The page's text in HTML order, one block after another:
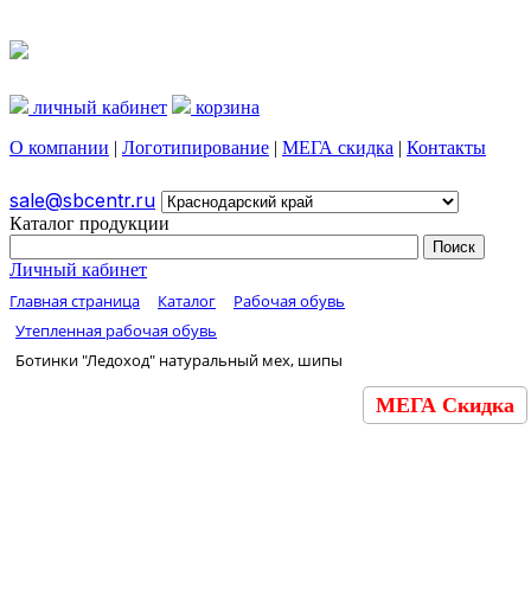
личный кабинет
корзина
О компании | Логотипирование | МЕГА скидка | Контакты
sale@sbcentr.ru
Каталог продукции
Личный кабинет
Главная страница Каталог
Рабочая обувь
Утепленная рабочая обувь
Ботинки "Ледоход" натуральный мех, шипы
МЕГА Скидка